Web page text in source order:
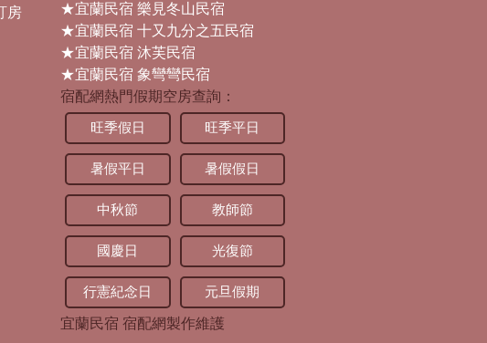
房
★宜蘭民宿 樂見冬山民宿
★宜蘭民宿 十又九分之五民宿
★宜蘭民宿 沐芙民宿
★宜蘭民宿 象彎彎民宿
宿配網熱門假期空房查詢：
旺季假日 旺季平日
暑假平日 暑假假日
中秋節 教師節
國慶日 光復節
行憲紀念日 元旦假期
宜蘭民宿 宿配網製作維護